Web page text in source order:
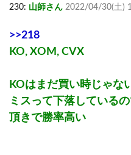
230: 山師さん 2022/04/30(土)
>>218
KO, XOM, CVX
KOはまだ買い時じゃな
ミスって下落している
頂きで勝率高い